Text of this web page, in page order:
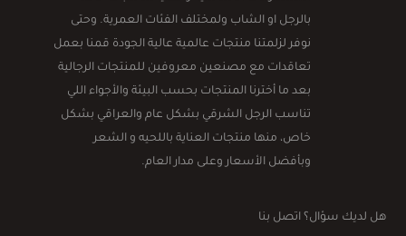
بالرجل او الشاب ولمختلف الفئات العمرية. وحتى
نوفر لزلمتنا منتجات عالمية عالية الجودة قمنا بعمل
تعاقدات مع مصنعين معروفين للمنتجات الرجالية
بعد ما أخترنا المنتجات بحسب البيئة والأجواء اللي
تناسب الرجل الشرقي بشكل عام والعراقي بشكل
خاص، منها منتجات العناية باللحيه و الشعر
وبأفضل الأسعار وعلى مدار العام.
هل لديك سؤال؟ اتصل بنا